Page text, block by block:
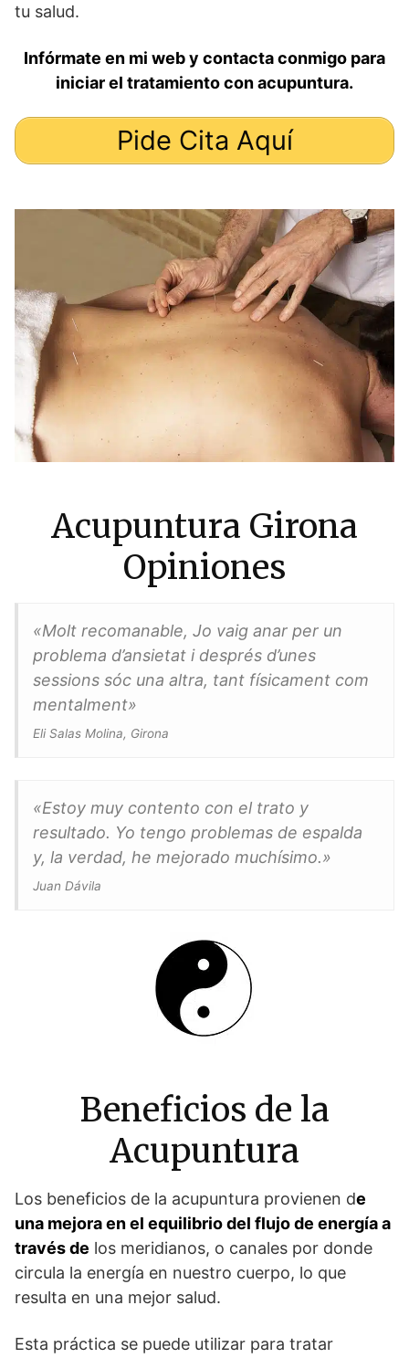
tu salud.
Infórmate en mi web y contacta conmigo para
iniciar el tratamiento con acupuntura.
Pide Cita Aquí
Acupuntura Girona
Opiniones
«Molt recomanable, Jo vaig anar per un
problema d’ansietat i després d’unes
sessions sóc una altra, tant físicament com
mentalment»
Eli Salas Molina, Girona
«Estoy muy contento con el trato y
resultado. Yo tengo problemas de espalda
y, la verdad, he mejorado muchísimo.»
Juan Dávila
Beneficios de la
Acupuntura
Los beneficios de la acupuntura provienen de
una mejora en el equilibrio del flujo de energía a
través de los meridianos, o canales por donde
circula la energía en nuestro cuerpo, lo que
resulta en una mejor salud.
Esta práctica se puede utilizar para tratar